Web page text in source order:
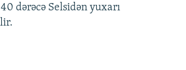
dərəcə Selsidən yuxarı